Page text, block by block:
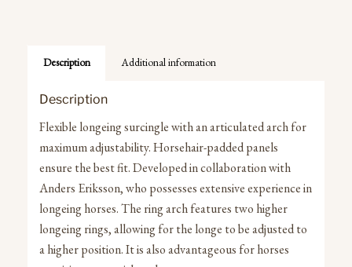
Description Additional information
Description
Flexible longeing surcingle with an articulated arch for
maximum adjustability. Horsehair-padded panels
ensure the best fit. Developed in collaboration with
Anders Eriksson, who possesses extensive experience in
longeing horses. The ring arch features two higher
longeing rings, allowing for the longe to be adjusted to
a higher position. It is also advantageous for horses